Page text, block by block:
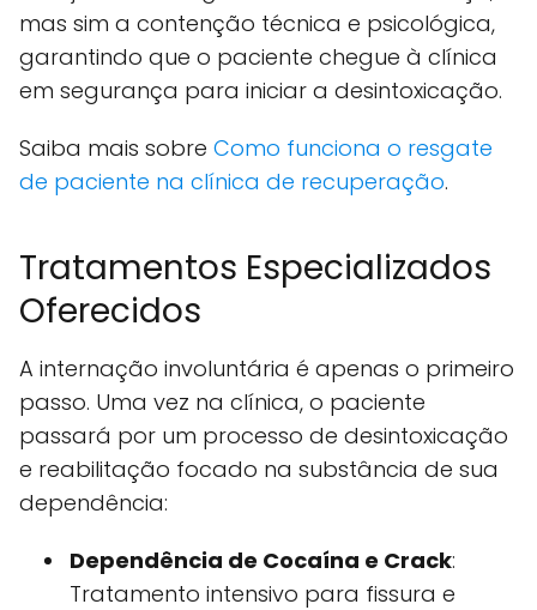
mas sim a contenção técnica e psicológica,
garantindo que o paciente chegue à clínica
em segurança para iniciar a desintoxicação.
Saiba mais sobre Como funciona o resgate
de paciente na clínica de recuperação.
Tratamentos Especializados
Oferecidos
A internação involuntária é apenas o primeiro
passo. Uma vez na clínica, o paciente
passará por um processo de desintoxicação
e reabilitação focado na substância de sua
dependência:
Dependência de Cocaína e Crack:
Tratamento intensivo para fissura e